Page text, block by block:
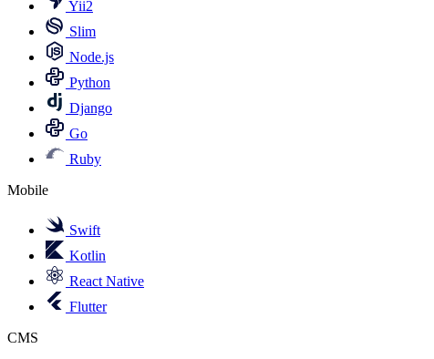
Yii2
Slim
Node.js
Python
Django
Go
Ruby
Mobile
Swift
Kotlin
React Native
Flutter
CMS